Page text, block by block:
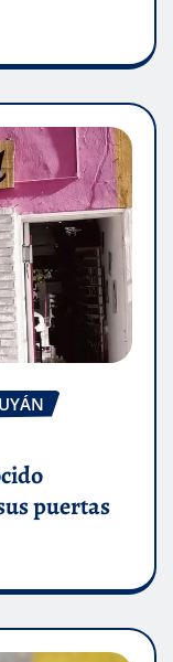
puertas